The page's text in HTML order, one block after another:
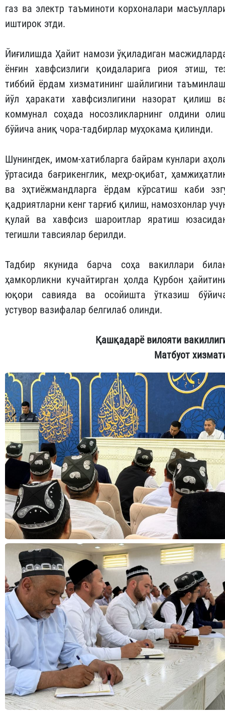
газ ва электр таъминоти корхоналари
иштирок этди.
Йиғилишда Ҳайит намози ўқиладиган
ёнғин хавфсизлиги қоидаларига риоя этиш,
тиббий ёрдам хизматининг шайлигини
йўл ҳаракати хавфсизлигини назорат қилиш
коммунал соҳада носозликларнинг олдини
бўйича аниқ чора-тадбирлар муҳокама қилинди.
Шунингдек, имом-хатибларга байрам кунлари
ўртасида бағрикенглик, меҳр-оқибат,
ва эҳтиёжмандларга ёрдам кўрсатиш каби
қадриятларни кенг тарғиб қилиш, намозхонлар
қулай ва хавфсиз шароитлар яратиш
тегишли тавсиялар берилди.
Тадбир якунида барча соҳа вакиллари
ҳамкорликни кучайтирган ҳолда Қурбон
юқори савияда ва осойишта ўтказиш
устувор вазифалар белгилаб олинди.
Қашқадарё вилояти
Матбуот